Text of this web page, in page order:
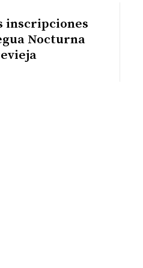
inscripciones
Nocturna